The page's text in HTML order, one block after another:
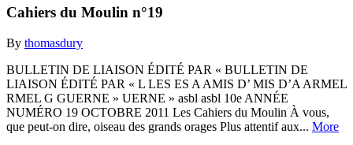
Cahiers du Moulin n°19
By thomasdury
BULLETIN DE LIAISON ÉDITÉ PAR « BULLETIN DE
LIAISON ÉDITÉ PAR « L LES ES A AMIS D’ MIS D’A ARMEL
RMEL G GUERNE » UERNE » asbl asbl 10e ANNÉE
NUMÉRO 19 OCTOBRE 2011 Les Cahiers du Moulin À vous,
que peut-on dire, oiseau des grands orages Plus attentif aux... More